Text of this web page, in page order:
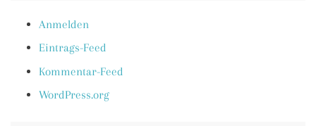
Anmelden
Eintrags-Feed
Kommentar-Feed
WordPress.org